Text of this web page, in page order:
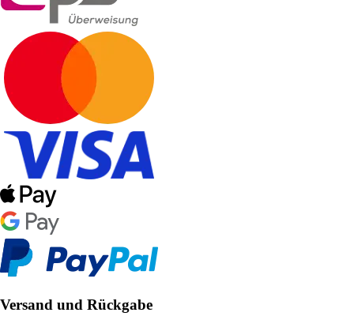
Versand und Rückgabe